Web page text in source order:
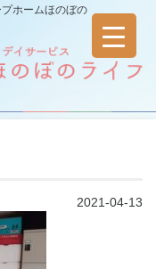
ホームほのぼの
2021-04-13